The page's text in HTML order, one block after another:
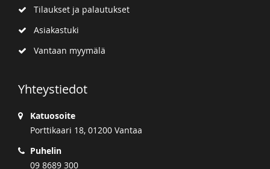
Tilaukset ja palautukset
Asiakastuki
Vantaan myymälä
Yhteystiedot
Katuosoite
Porttikaari 18, 01200 Vantaa
Puhelin
09 8689 300